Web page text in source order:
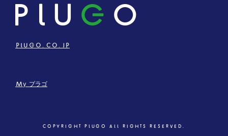
PLU G O
PLUGO.CO.JP
My プラゴ
COPYRIGHT PLUGO ALL RIGHTS RESERVED.